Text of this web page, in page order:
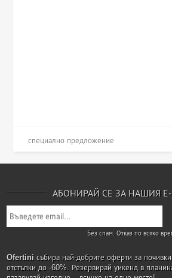
специално предложение
АБОНИРАЙ СЕ ЗА НАШИЯ
Без спам. Отказ по всяко
Ofertini събира най-добрите оферти за
отстъпки до -60%. Резервирай уикенд в